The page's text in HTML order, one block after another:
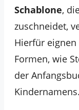
Schablone,
zuschneidet,
Hierfür
Formen, wie
der
Kindernamens.